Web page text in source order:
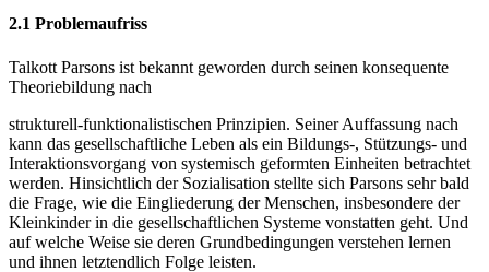
2.1 Problemaufriss
Talkott Parsons ist bekannt geworden durch seinen konsequente
Theoriebildung nach
strukturell-funktionalistischen Prinzipien. Seiner Auffassung nach
kann das gesellschaftliche Leben als ein Bildungs-, Stützungs- und
Interaktionsvorgang von systemisch geformten Einheiten betrachtet
werden. Hinsichtlich der Sozialisation stellte sich Parsons sehr bald
die Frage, wie die Eingliederung der Menschen, insbesondere der
Kleinkinder in die gesellschaftlichen Systeme vonstatten geht. Und
auf welche Weise sie deren Grundbedingungen verstehen lernen
und ihnen letztendlich Folge leisten.